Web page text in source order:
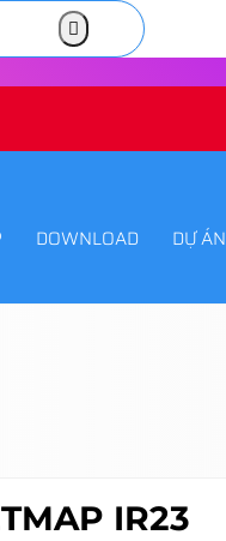
DOWNLOAD DỰ ÁN
IR23